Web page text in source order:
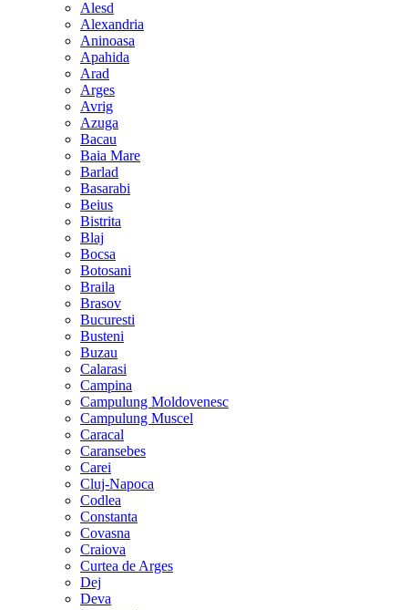
Alesd
Alexandria
Aninoasa
Apahida
Arad
Arges
Avrig
Azuga
Bacau
Baia Mare
Barlad
Basarabi
Beius
Bistrita
Blaj
Bocsa
Botosani
Braila
Brasov
Bucuresti
Busteni
Buzau
Calarasi
Campina
Campulung Moldovenesc
Campulung Muscel
Caracal
Caransebes
Carei
Cluj-Napoca
Codlea
Constanta
Covasna
Craiova
Curtea de Arges
Dej
Deva